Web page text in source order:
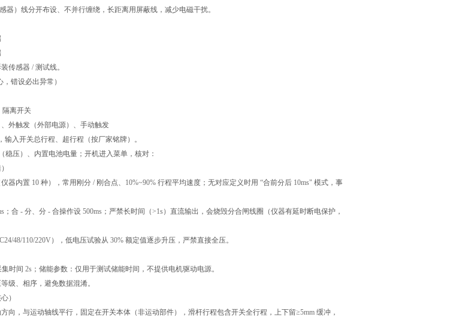
器）线分开布设、不并行缠绕，长距离用屏蔽线，减少电磁干扰。
传感器 /测试线。
，错设必出异常）
隔离开关
外触发（外部电源）、手动触发
输入开关总行程、超行程（按厂家铭牌）。
稳压）、内置电池电量；开机进入菜单，核对：
器内置 10 种），常用刚分 / 刚合点、 10%~90% 行程平均速度；无对应定义时用 “合前分后 10ms" 模式，事
；合 - 分、分 - 合操作设 500ms ；严禁长时间（>1s）直流输出，会烧毁分合闸线圈（仪器有延时断电保护，
48/110/220V），低电压试验从 30% 额定值逐步升压，严禁直接全压。
时间 2s ；储能参数：仅用于测试储能时间，不提供电机驱动电源。
级、相序，避免数据混淆。
）
向，与运动轴线平行，固定在开关本体（非运动部件），滑杆行程包含开关全行程，上下留≥5mm 缓冲，